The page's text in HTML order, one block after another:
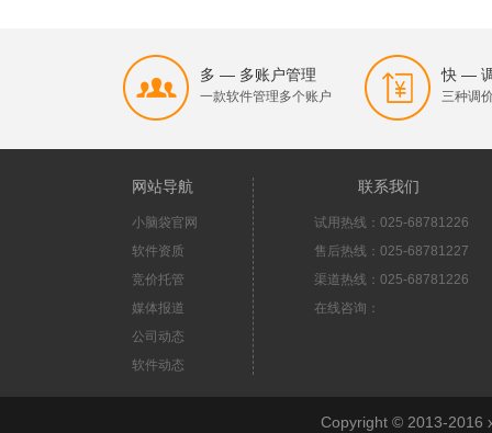
多 — 多账户管理
一款软件管理多个账户
快 —
三种调
网站导航
小脑袋官网
软件资质
竞价托管
媒体报道
公司动态
软件动态
联系我们
试用热线：025-68781226
售后热线：025-68781227
渠道热线：025-68781226
在线咨询：
Copyright © 2013-2016